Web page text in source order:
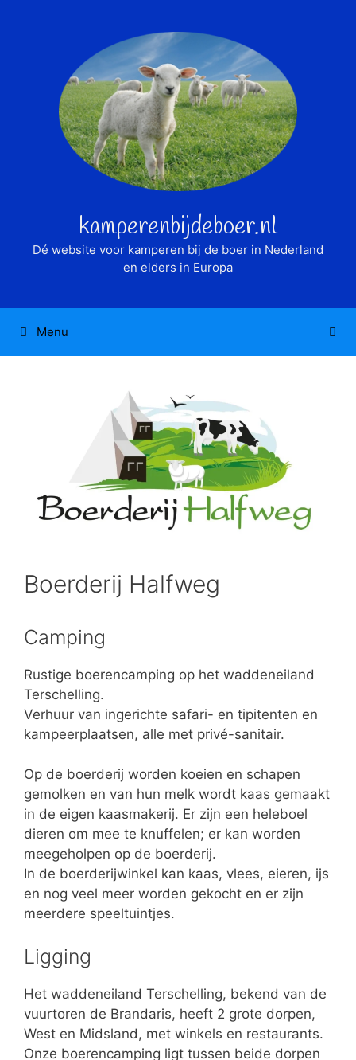
kamperenbijdeboer.nl
Dé website voor kamperen bij de boer in Nederland
en elders in Europa
Menu
Boerderij Halfweg
Camping
Rustige boerencamping op het waddeneiland
Terschelling.
Verhuur van ingerichte safari- en tipitenten en
kampeerplaatsen, alle met privé-sanitair.
Op de boerderij worden koeien en schapen
gemolken en van hun melk wordt kaas gemaakt
in de eigen kaasmakerij. Er zijn een heleboel
dieren om mee te knuffelen; er kan worden
meegeholpen op de boerderij.
In de boerderijwinkel kan kaas, vlees, eieren, ijs
en nog veel meer worden gekocht en er zijn
meerdere speeltuintjes.
Ligging
Het waddeneiland Terschelling, bekend van de
vuurtoren de Brandaris, heeft 2 grote dorpen,
West en Midsland, met winkels en restaurants.
Onze boerencamping ligt tussen beide dorpen